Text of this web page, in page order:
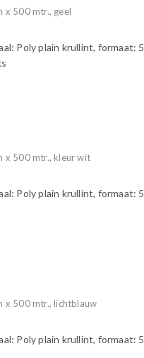
x 500 mtr., geel
Poly plain krullint, formaat:
x 500 mtr., kleur wit
Poly plain krullint, formaat:
x 500 mtr., lichtblauw
Poly plain krullint, formaat: